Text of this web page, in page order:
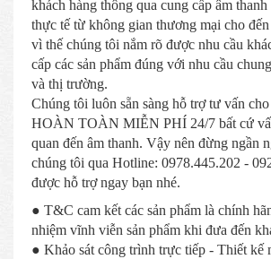
khách hàng thông qua cung cấp âm thanh
thực tế từ không gian thương mại cho
vì thế chúng tôi nắm rõ được nhu cầu
cấp các sản phẩm đúng với nhu cầu
và thị trường.
Chúng tôi luôn sẵn sàng hỗ trợ tư vấn
HOÀN TOÀN MIỄN PHÍ 24/7 bất cứ
quan đến âm thanh. Vậy nên đừng ngần
chúng tôi qua Hotline: 0978.445.202 -
được hỗ trợ ngay bạn nhé.
● T&C cam kết các sản phẩm là chính
nhiệm vĩnh viễn sản phẩm khi đưa đến
● Khảo sát công trình trực tiếp - Thiết kế